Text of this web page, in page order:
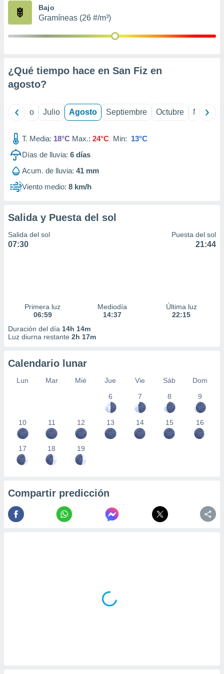
publicidad
1199
Bajo
Gramíneas (26 #/m³)
¿Qué tiempo hace en San Fiz en
agosto?
Junio Julio Agosto Septiembre Octubre
T. Media: 18°C Max.: 24°C Min: 13°C
Días de lluvia: 6 días
Acum. de lluvia: 41 mm
Viento medio: 8 km/h
Salida y Puesta del sol
Salida del sol
07:30
Puesta del sol
21:44
Primera luz
06:59
Mediodía
14:37
Última luz
22:15
Duración del día 14h 14m
Luz diurna restante 2h 17m
Calendario lunar
Lun Mar Mié Jue Vie Sáb
Dom
6
7 8 9
10 11 12 13 14 15 16
17 18 19
Compartir predicción